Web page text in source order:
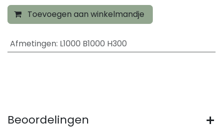
Toevoegen aan winkelmandje
Afmetingen: L1000 B1000 H300
Beoordelingen